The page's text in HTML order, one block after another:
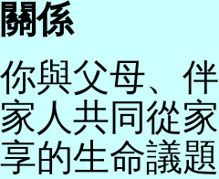
係
與父母、
人共同從
的生命議